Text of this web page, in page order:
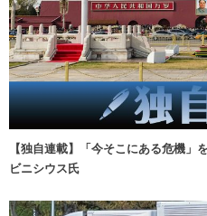
【独自連載】「今そこにある危機
ビニシウス氏